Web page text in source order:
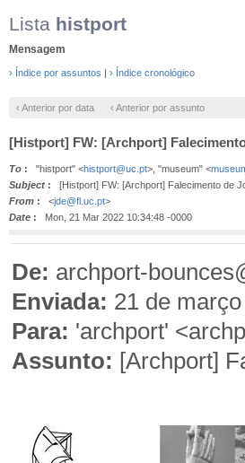
Lista histport
Mensagem
› Índice por assuntos | › Índice cronológico
‹ Anterior por data ‹ Anterior por assunto
[Histport] FW: [Archport]
To : "histport" <histport@uc.pt>, "museum" <
Subject : [Histport] FW: [Archport] Falecimento de
From : <jde@fl.uc.pt>
Date : Mon, 21 Mar 2022 10:34:48 -0000
De: archport-
Enviada: 21 de
Para: 'archport'
Assunto: [Archport]